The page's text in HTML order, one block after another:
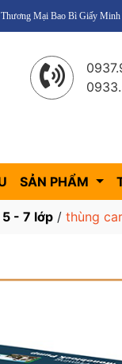
Giấy Minh Khang – Uy tín –
SẢN PHẨM
- 7 lớp / thùng